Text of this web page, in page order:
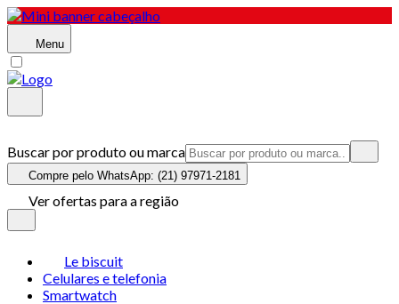
Menu
Buscar por produto ou marca
Compre pelo WhatsApp: (21) 97971-2181
Ver ofertas para a região
Le biscuit
Celulares e telefonia
Smartwatch